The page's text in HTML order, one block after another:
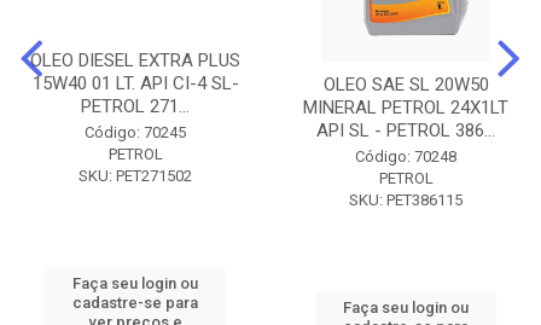
OLEO DIESEL EXTRA PLUS
15W40 01 LT. API CI-4 SL-
PETROL 271...
Código: 70245
PETROL
SKU: PET271502
Faça seu login ou
cadastre-se para
OLEO SAE SL 20W50
MINERAL PETROL 24X1LT
API SL - PETROL 386...
Código: 70248
PETROL
SKU: PET386115
Faça seu login ou